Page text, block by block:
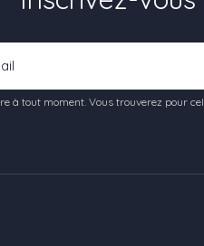
à tout moment. Vous trouverez pour